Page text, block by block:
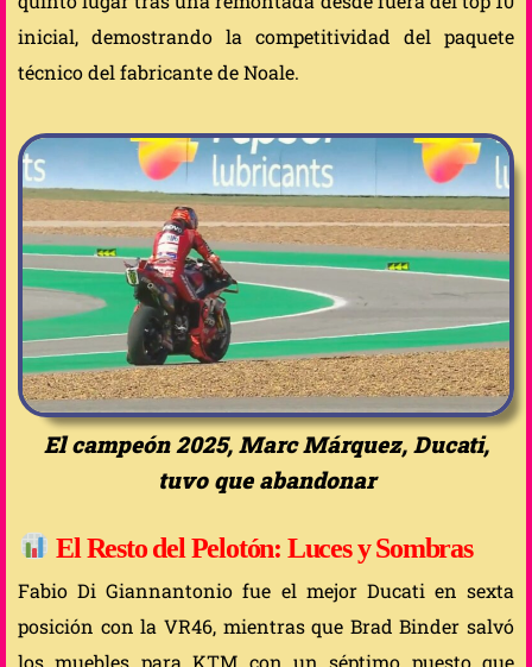
inicial, demostrando la competitividad del paquete
técnico del fabricante de Noale.
El campeón 2025, Marc Márquez, Ducati,
tuvo que abandonar
El Resto del Pelotón: Luces y Sombras
Fabio Di Giannantonio fue el mejor Ducati en sexta
posición con la VR46, mientras que Brad Binder salvó
los muebles para KTM con un séptimo puesto que